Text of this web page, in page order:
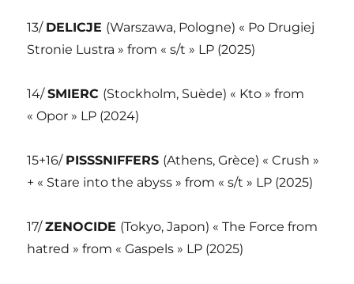
13/ DELICJE (Warszawa, Pologne) « Po Drugiej
Stronie Lustra » from « s/t » LP (2025)
14/SMIERC (Stockholm, Suède) « Kto » from
« Opor » LP (2024)
15+16/ PISSSNIFFERS (Athens, Grèce) « Crush »
+ « Stare into the abyss » from « s/t » LP (2025)
17/ZENOCIDE (Tokyo, Japon) « The Force from
hatred » from « Gaspels » LP (2025)